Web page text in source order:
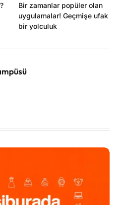
Bir zamanlar popüler olan
uygulamalar! Geçmişe ufak
bir yolculuk